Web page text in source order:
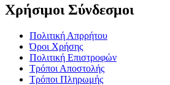
Χρήσιμοι Σύνδεσμοι
Πολιτική Απρρήτου
Όροι Χρήσης
Πολιτική Επιστροφών
Τρόποι Αποστολής
Τρόποι Πληρωμής